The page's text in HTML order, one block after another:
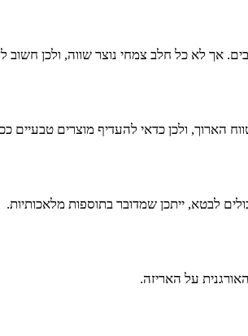
אך לא כל חלב צמחי נוצר שווה, ולכן
הארוך, ולכן כדאי להעדיף מוצרים טבעיים
לבטא, ייתכן שמדובר בתוספות מלאכותיות.
על האריזה.